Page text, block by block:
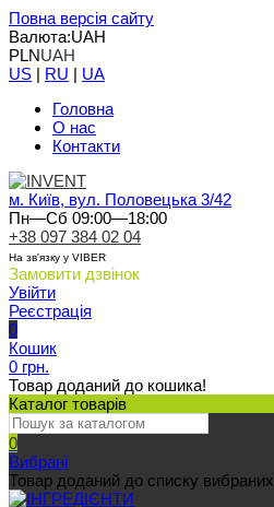
Повна версія сайту
Валюта:UAH
PLNUAH
US | RU | UA
Головна
О нас
Контакти
м. Київ, вул. Половецька 3/42
Пн—Сб 09:00—18:00
+38 097 384 02 04
На зв'язку у VIBER
Замовити дзвінок
Увійти
Реєстрація
0
Кошик
0 грн.
Товар доданий до кошика!
Каталог товарів
0
Вибрані
Товар доданий до списку вибраних